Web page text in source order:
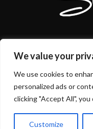
We value your
We use cookies to
personalized ads or
clicking "Accept All",
Customize